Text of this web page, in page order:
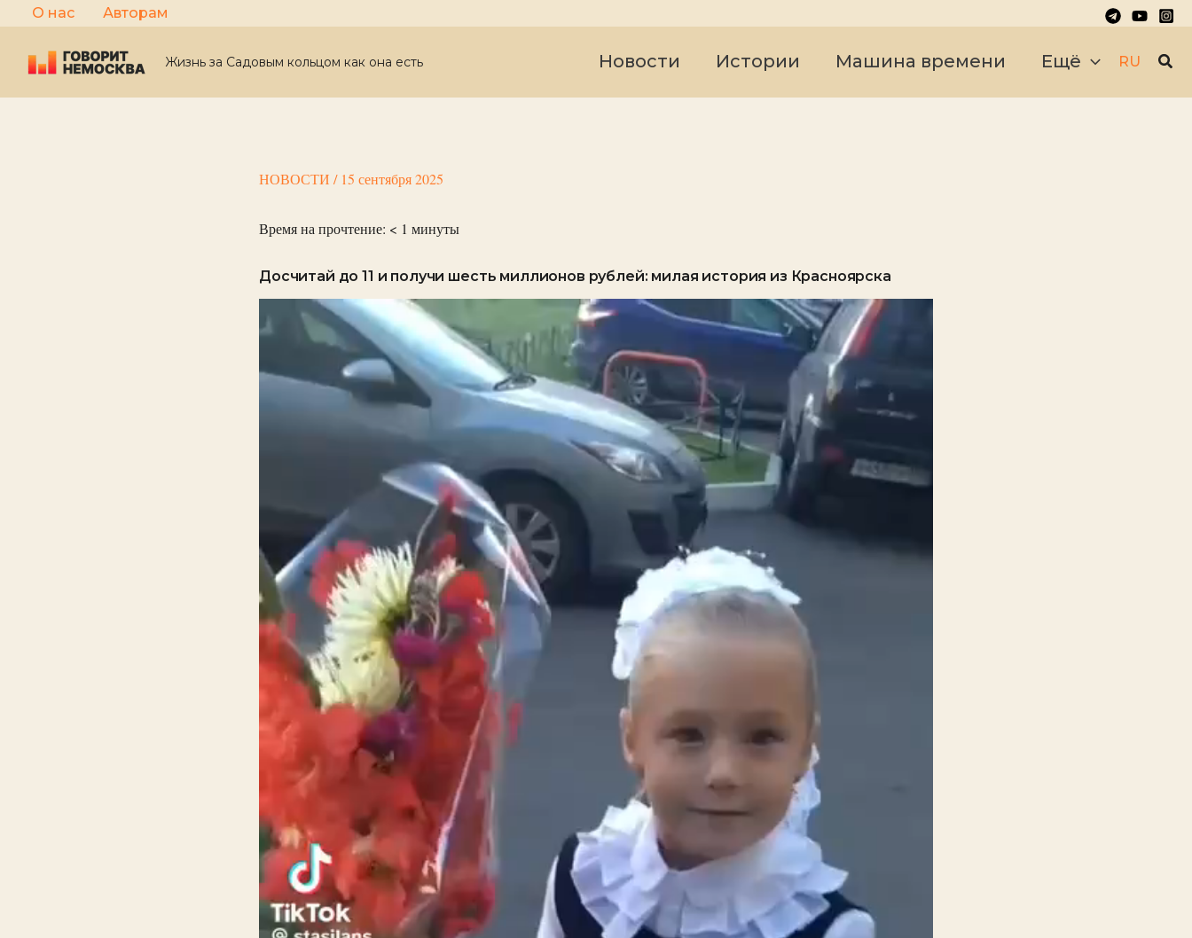
Перейти
к
содержимому
О нас Авторам
Жизнь за Садовым кольцом как она есть Новости Истории Машина времени Ещё RU
НОВОСТИ / 15 сентября 2025
Время на прочтение: < 1 минуты
Досчитай до 11 и получи шесть миллионов рублей: милая история из Красноярска